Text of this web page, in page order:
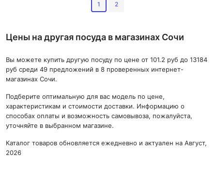
1 2
Цены на другая посуда в магазинах Сочи
Вы можете купить другую посуду по цене от 101.2 руб до 13184
руб среди 49 предложений в 8 проверенных интернет-
магазинах Сочи.
Подберите оптимальную для вас модель по цене,
характеристикам и стоимости доставки. Информацию о
способах оплаты и возможность самовывоза, пожалуйста,
уточняйте в выбранном магазине.
Каталог товаров обновляется ежедневно и актуален на Август,
2026